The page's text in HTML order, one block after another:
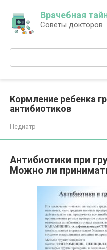
контенту
Врачебная
Советы докторов
Поиск:
Кормление ребенка
антибиотиков
Педиатр
Антибиотики при
Можно ли